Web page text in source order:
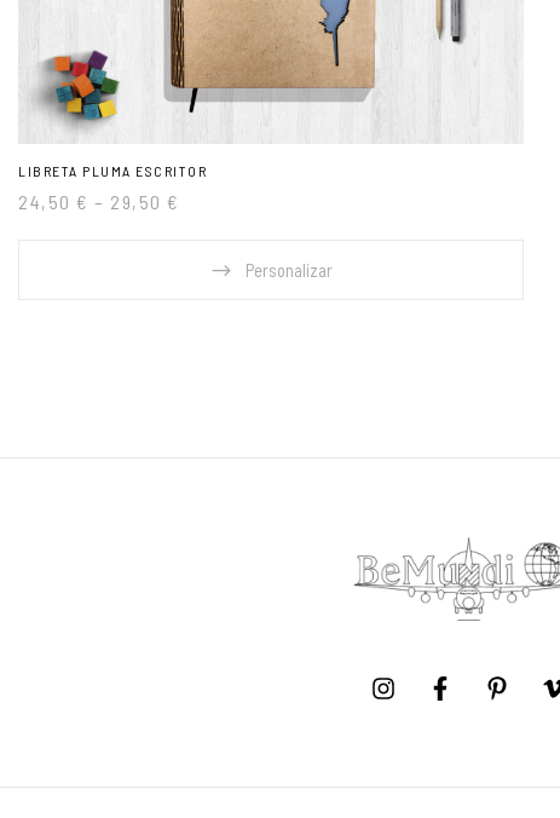
LIBRETA PLUMA ESCRITOR
24,50 € – 29,50 €
Personalizar